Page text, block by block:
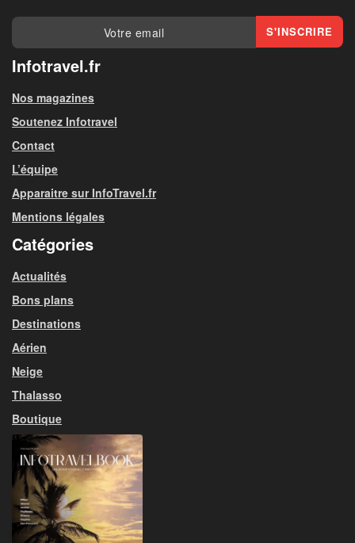
Infotravel.fr
Nos magazines
Soutenez Infotravel
Contact
L’équipe
Apparaitre sur InfoTravel.fr
Mentions légales
Catégories
Actualités
Bons plans
Destinations
Aérien
Neige
Thalasso
Boutique